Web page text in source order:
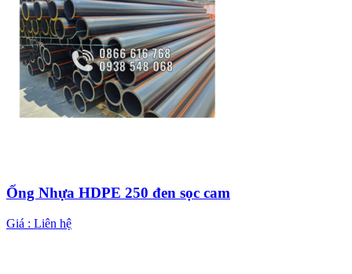
Ống Nhựa HDPE 250 đen sọc cam
Giá : Liên hệ